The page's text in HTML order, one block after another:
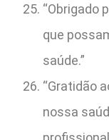
“Obrigado
que
saúde.”
“Gratidão
nossa